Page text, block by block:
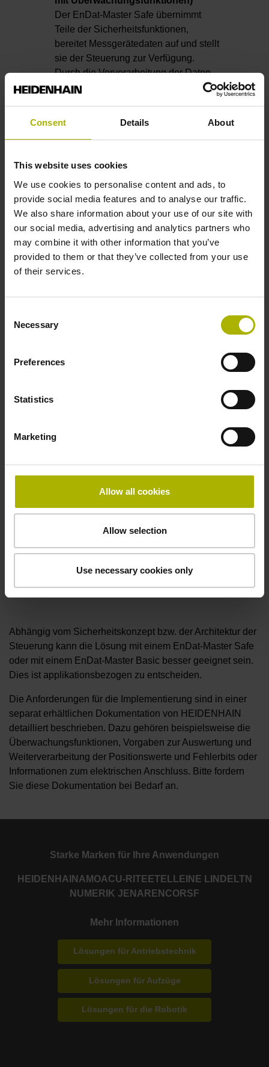
Consent Details About
This website uses cookies
We use cookies to personalise content and ads, to
provide social media features and to analyse our traffic.
We also share information about your use of our site with
our social media, advertising and analytics partners who
may combine it with other information that you’ve
provided to them or that they’ve collected from your use
of their services.
Selection
Necessary
Preferences
Statistics
Marketing
Allow all cookies
Allow selection
Use necessary cookies only
Der EnDat-Master Safe übernimmt
Teile der Sicherheitsfunktionen,
bereitet Messgerätedaten auf und stellt
sie der Steuerung zur Verfügung.
Durch die Vorverarbeitung der Daten
wird die Steuerung entlastet. In dieser
EnDat-Master Basic
In dieser Ausführung kann der EnDat-
Master als schwarzer Kanal betrachtet
werden. Er reicht die Messgerätedaten
unverändert an die Steuerung weiter
und ist nicht in die Sicherheitskette
höhere Anforderungen an die
beispielsweise die
Abhängig vom Sicherheitskonzept bzw. der Architektur der
Steuerung kann die Lösung mit einem EnDat-Master Safe
oder mit einem EnDat-Master Basic besser geeignet sein.
Dies ist applikationsbezogen zu entscheiden.
Die Anforderungen für die Implementierung sind in einer
separat erhältlichen Dokumentation von HEIDENHAIN
detailliert beschrieben. Dazu gehören beispielsweise die
Überwachungsfunktionen, Vorgaben zur Auswertung und
Weiterverarbeitung der Positionswerte und Fehlerbits oder
Informationen zum elektrischen Anschluss. Bitte fordern
Sie diese Dokumentation bei Bedarf an.
Starke Marken für Ihre Anwendungen
HEIDENHAIN AMOACU-RITE ETEL LEINE LINDE LTN
NUMERIK JENA RENCORSF
Mehr Informationen
Lösungen für Antriebstechnik
Lösungen für Aufzüge
Lösungen für die Robotik